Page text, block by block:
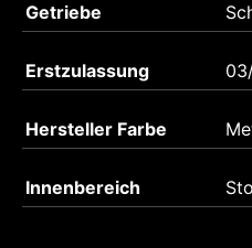
Getriebe
Erstzulassung
Hersteller Farbe
Innenbereich